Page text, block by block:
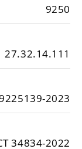
9250
27.32.14.111
2023
34834-2022